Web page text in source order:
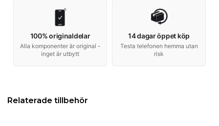
100% originaldelar
Alla komponenter är original -
inget är utbytt
14 dagar öppet köp
Testa telefonen hemma utan
risk
Relaterade tillbehör